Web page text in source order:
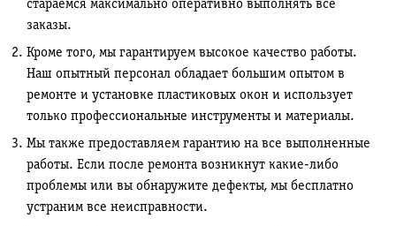
стараемся максимально оперативно выполнять все
заказы.
Кроме того, мы гарантируем высокое качество работы.
Наш опытный персонал обладает большим опытом в
ремонте и установке пластиковых окон и использует
только профессиональные инструменты и материалы.
Мы также предоставляем гарантию на все выполненные
работы. Если после ремонта возникнут какие-либо
проблемы или вы обнаружите дефекты, мы бесплатно
устраним все неисправности.